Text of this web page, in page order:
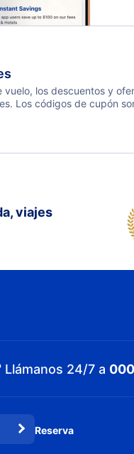
vuelo, los descuentos y
Los códigos de cupón
viajes
Llámanos 24/7 a
Reserva